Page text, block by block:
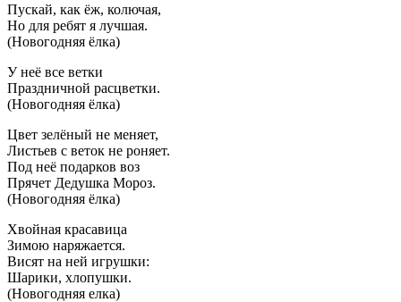
Пускай, как ёж, колючая,
Но для ребят я лучшая.
(Новогодняя ёлка)
У неё все ветки
Праздничной расцветки.
(Новогодняя ёлка)
Цвет зелёный не меняет,
Листьев с веток не роняет.
Под неё подарков воз
Прячет Дедушка Мороз.
(Новогодняя ёлка)
Хвойная красавица
Зимою наряжается.
Висят на ней игрушки:
Шарики, хлопушки.
(Новогодняя елка)